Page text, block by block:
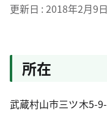
更新日 2018年2月9日
所在
武蔵村山市三ツ木5-